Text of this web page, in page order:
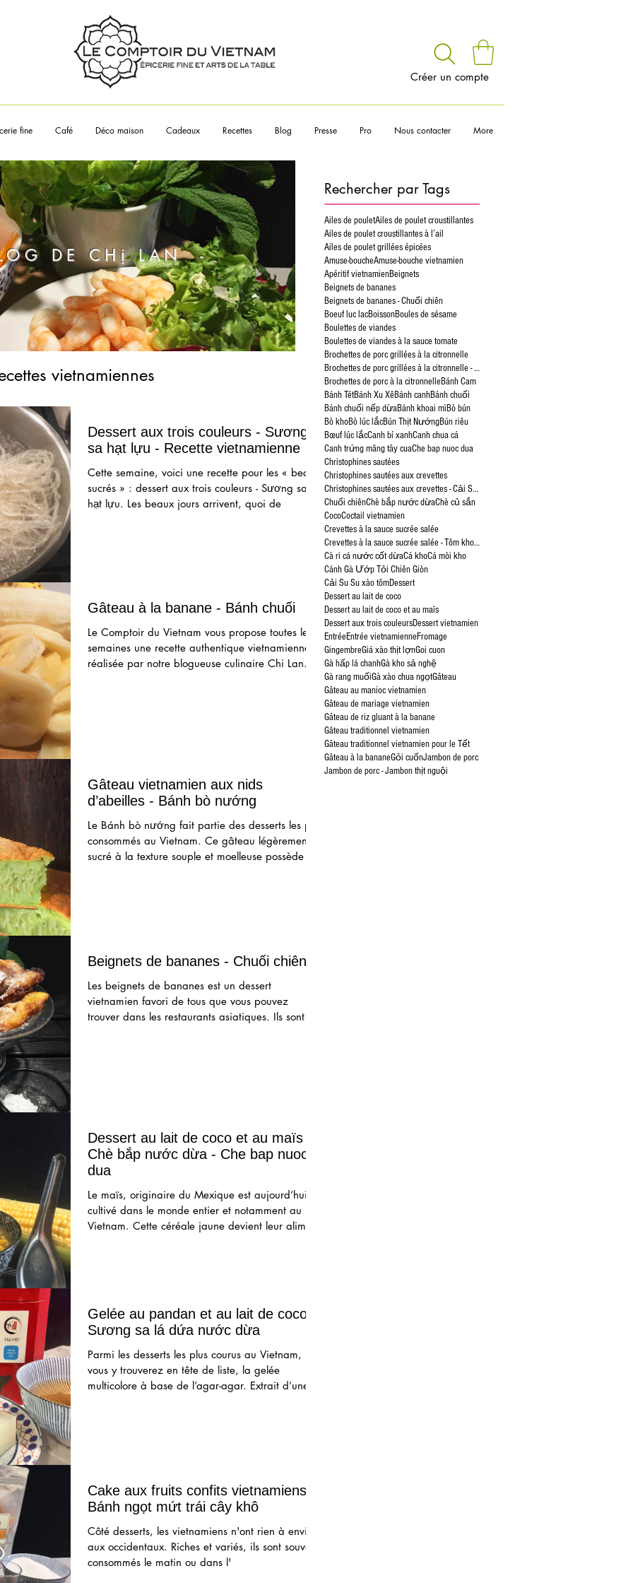
Créer un compte
fine Café Déco maison Cadeaux Recettes Blog Presse Pro Nous contacter More
DE CHị LAN -
vietnamiennes
Dessert aux trois couleurs - Sương
sa hạt lựu - Recette vietnamienne
Cette semaine, voici une recette pour les « becs
sucrés » : dessert aux trois couleurs - Sương sa
hạt lựu. Les beaux jours arrivent, quoi de
Gâteau à la banane - Bánh chuối
Le Comptoir du Vietnam vous propose toutes les
semaines une recette authentique vietnamienne
réalisée par notre blogueuse culinaire Chi Lan.
Gâteau vietnamien aux nids
d’abeilles - Bánh bò nướng
Le Bánh bò nướng fait partie des desserts les plus
consommés au Vietnam. Ce gâteau légèrement
sucré à la texture souple et moelleuse possède
Beignets de bananes - Chuối chiên
Les beignets de bananes est un dessert
vietnamien favori de tous que vous pouvez
trouver dans les restaurants asiatiques. Ils sont
Dessert au lait de coco et au maïs -
Chè bắp nước dừa - Che bap nuoc
dua
Le maïs, originaire du Mexique est aujourd’hui
cultivé dans le monde entier et notamment au
Vietnam. Cette céréale jaune devient leur alimen
Gelée au pandan et au lait de coco -
Sương sa lá dứa nước dừa
Parmi les desserts les plus courus au Vietnam,
vous y trouverez en tête de liste, la gelée
multicolore à base de l’agar-agar. Extrait d’une
Cake aux fruits confits vietnamiens -
Bánh ngọt mứt trái cây khô
Côté desserts, les vietnamiens n'ont rien à envier
aux occidentaux. Riches et variés, ils sont souvent
consommés le matin ou dans l'
Rechercher par Tags
Ailes de pouletAiles de poulet croustillantes
Ailes de poulet croustillantes à l’ail
Ailes de poulet grillées épicées
Amuse-boucheAmuse-bouche vietnamien
Apéritif vietnamienBeignets
Beignets de bananes
Beignets de bananes - Chuối chiên
Boeuf luc lacBoissonBoules de sésame
Boulettes de viandes
Boulettes de viandes à la sauce tomate
Brochettes de porc grillées à la citronnelle
Brochettes de porc grillées à la citronnelle - Bún Thịt Nướng
Brochettes de porc à la citronnelleBánh Cam
Bánh TétBánh Xu XêBánh canhBánh chuối
Bánh chuối nếp dừaBánh khoai mìBò bún
Bò khoBò lúc lắcBún Thịt NướngBún riêu
Bœuf lúc lắcCanh bí xanhCanh chua cá
Canh trứng măng tây cuaChe bap nuoc dua
Christophines sautées
Christophines sautées aux crevettes
Christophines sautées aux crevettes - Cải Su Su xào tôm
Chuối chiênChè bắp nước dừaChè củ sắn
CocoCoctail vietnamien
Crevettes à la sauce sucrée salée
Crevettes à la sauce sucrée salée - Tôm kho tàu
Cà ri cá nước cốt dừaCá khoCá mòi kho
Cánh Gà Ướp Tỏi Chiên Giòn
Cải Su Su xào tômDessert
Dessert au lait de coco
Dessert au lait de coco et au maïs
Dessert aux trois couleursDessert vietnamien
EntréeEntrée vietnamienneFromage
GingembreGiá xào thịt lợnGoi cuon
Gà hấp lá chanhGà kho sả nghệ
Gà rang muốiGà xào chua ngọtGâteau
Gâteau au manioc vietnamien
Gâteau de mariage vietnamien
Gâteau de riz gluant à la banane
Gâteau traditionnel vietnamien
Gâteau traditionnel vietnamien pour le Tết
Gâteau à la bananeGỏi cuốnJambon de porc
Jambon de porc - Jambon thịt nguội